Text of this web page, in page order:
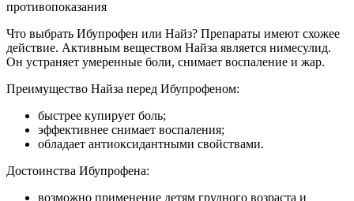
Что выбрать Ибупрофен или Найз? Препараты имеют схожее
действие. Активным веществом Найза является нимесулид.
Он устраняет умеренные боли, снимает воспаление и жар.
Преимущество Найза перед Ибупрофеном:
быстрее купирует боль;
эффективнее снимает воспаления;
обладает антиоксидантными свойствами.
Достоинства Ибупрофена:
возможно применение детям грудного возраста и